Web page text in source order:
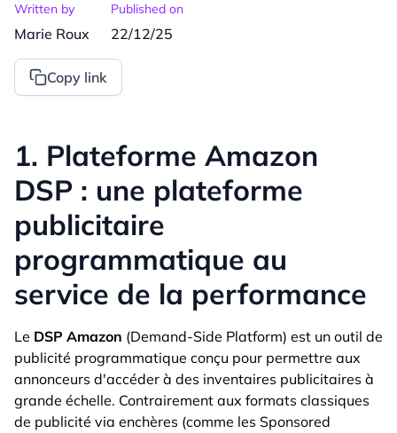
Written by
Marie Roux
Published on
22/12/25
Copy link
1. Plateforme Amazon
DSP : une plateforme
publicitaire
programmatique au
service de la performance
Le DSP Amazon (Demand-Side Platform) est un outil de
publicité programmatique conçu pour permettre aux
annonceurs d'accéder à des inventaires publicitaires à
grande échelle. Contrairement aux formats classiques
de publicité via enchères (comme les Sponsored